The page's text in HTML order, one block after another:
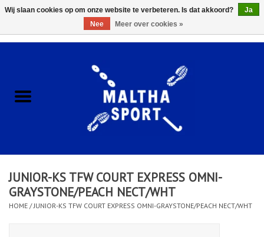
ACCESSOIRES/HARDWARE
KLEDING
CLUBSHOPS
JUNIOR-KS TFW COURT EXPRESS OMNI-
GRAYSTONE/PEACH NECT/WHT
HOME / JUNIOR-KS TFW COURT EXPRESS OMNI-GRAYSTONE/PEACH NECT/WHT
Wij slaan cookies op om onze website te verbeteren. Is dat akkoord?
Ja
Nee
Meer over cookies »